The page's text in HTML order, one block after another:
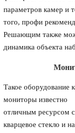
параметров камер и
того, профи
Решающим также
динамика объекта
Такое оборудование
мониторы известно
отличным ресурсом
кварцевое стекло и